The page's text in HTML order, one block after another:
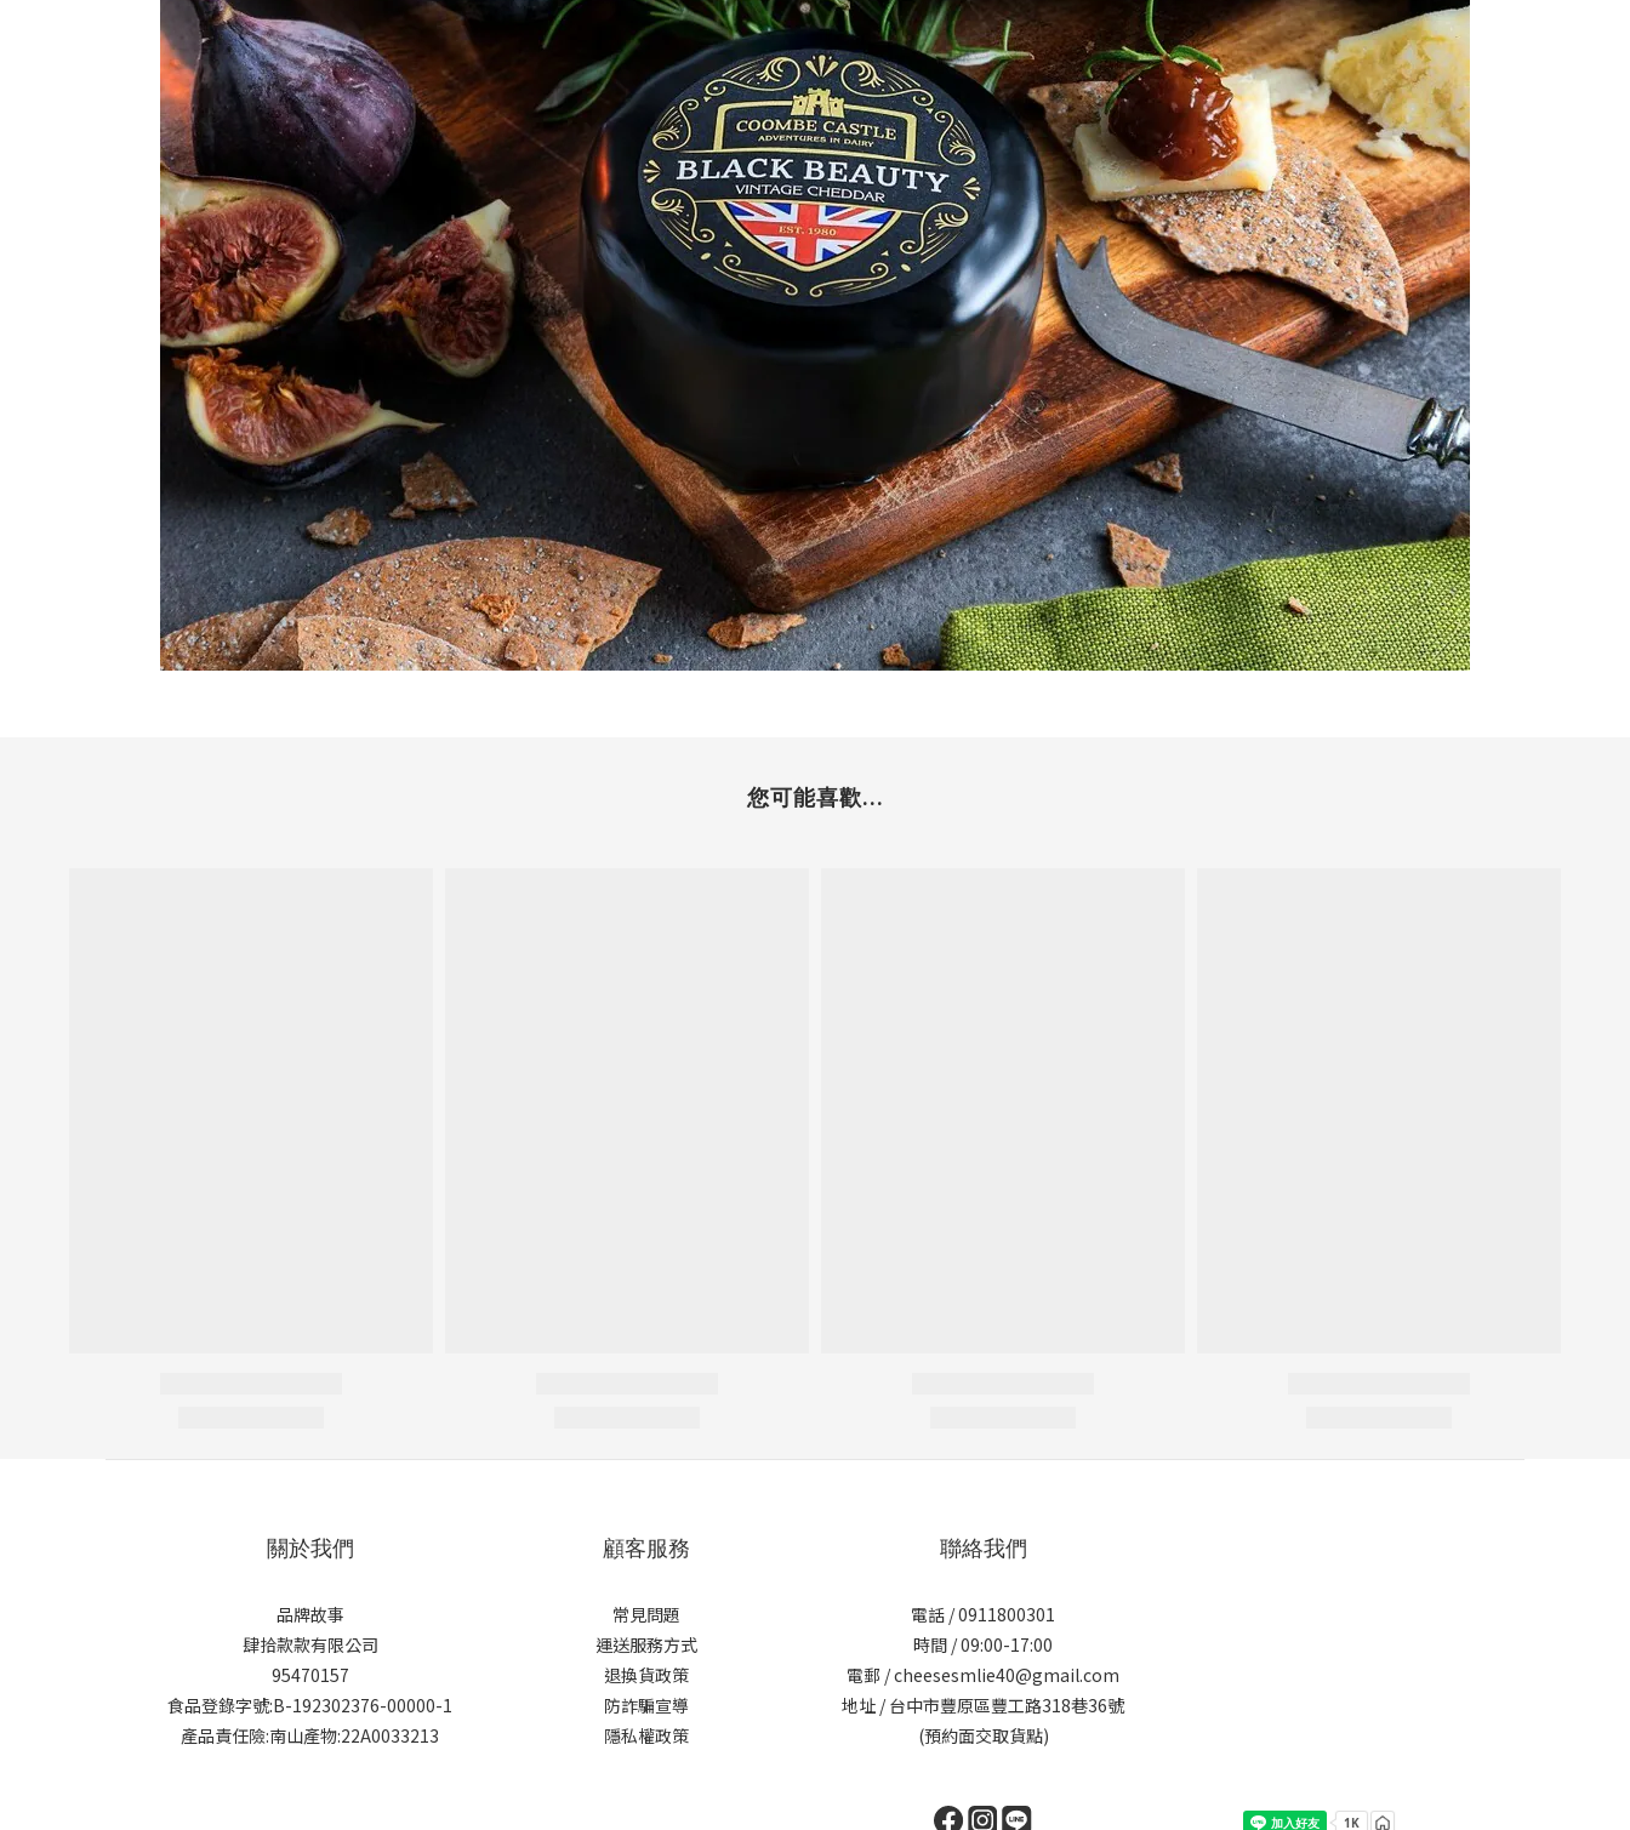
您可能喜歡...
關於我們
品牌故事
肆拾款款有限公司
95470157
食品登錄字號:B-192302376-00000-1
產品責任險:南山產物:22A0033213
顧客服務
常見問題
運送服務方式
退換貨政策
防詐騙宣導
隱私權政策
聯絡我們
電話 / 0911800301
時間 / 09:00-17:00
電郵 / cheesesmlie40@gmail.com
地址 / 台中市豐原區豐工路318巷36號
(預約面交取貨點)